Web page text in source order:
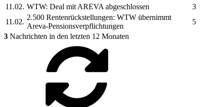
11.02. WTW: Deal mit AREVA abgeschlossen
3
11.02.
2.500 Rentenrückstellungen: WTW übernimmt
Areva-Pensionsverpflichtungen
5
3 Nachrichten in den letzten 12 Monaten